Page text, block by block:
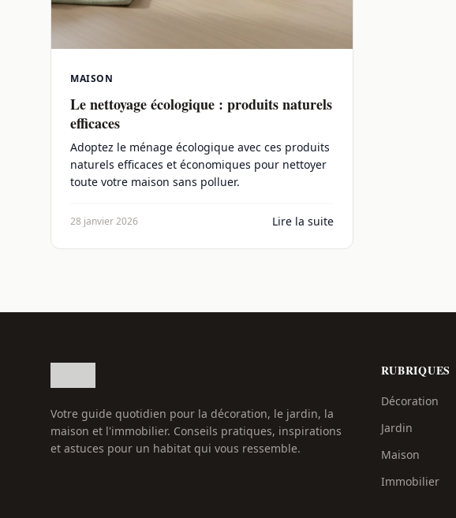
MAISON
Le nettoyage écologique : produits naturels
efficaces
Adoptez le ménage écologique avec ces produits
naturels efficaces et économiques pour nettoyer
toute votre maison sans polluer.
28 janvier 2026 Lire la suite
Votre guide quotidien pour la décoration, le jardin, la
maison et l'immobilier. Conseils pratiques, inspirations
et astuces pour un habitat qui vous ressemble.
RUBRIQUES
Décoration
Jardin
Maison
Immobilier